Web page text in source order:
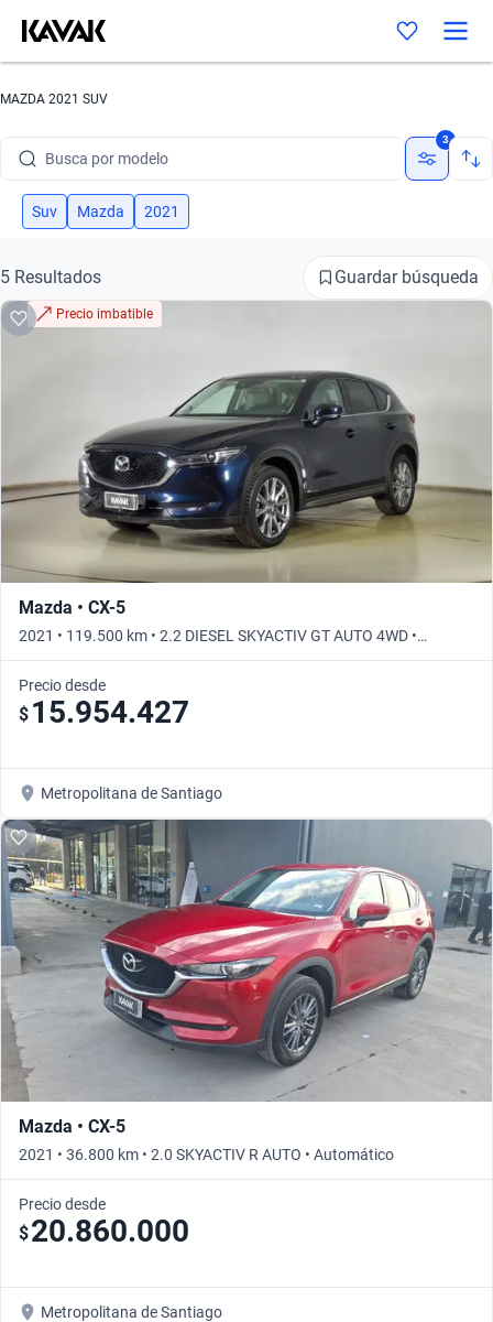
MAZDA 2021 SUV
Busca por modelo
Busca por versión
Busca por marca
Busca por año
3
Suv Mazda 2021
5 Resultados Guardar búsqueda
Precio imbatible
Mazda • CX-5
2021 • 119.500 km • 2.2 DIESEL SKYACTIV GT AUTO 4WD •
Automático
Precio desde
$ 15.954.427
Metropolitana de Santiago
Mazda • CX-5
2021 • 36.800 km • 2.0 SKYACTIV R AUTO • Automático
Precio desde
$20.860.000
Metropolitana de Santiago